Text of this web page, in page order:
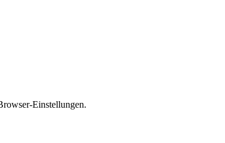
Einstellungen.